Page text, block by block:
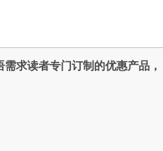
求读者专门订制的优惠产品，